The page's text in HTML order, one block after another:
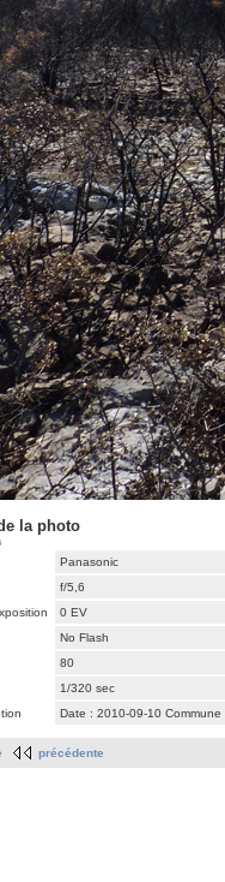
la photo
Panasonic
f/5,6
0 EV
No Flash
80
1/320 sec
Date : 2010-09-10
précédente